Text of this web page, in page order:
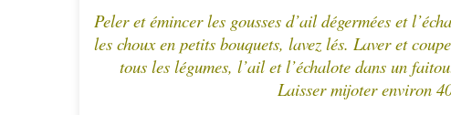
Peler et émincer les gousses d’ail dégermées et
les choux en petits bouquets, lavez lés. Laver et
tous les légumes, l’ail et l’échalote dans un
Laisser mijoter environ